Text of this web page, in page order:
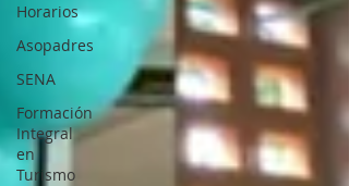
Horarios
Asopadres
SENA
Formación
Integral
en
Turismo